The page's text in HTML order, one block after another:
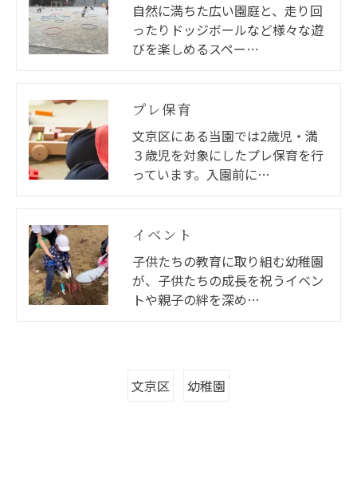
自然に満ちた広い園庭と、走り回
ったりドッジボールなど様々な遊
びを楽しめるスペー…
プレ保育
文京区にある当園では2歳児・満
３歳児を対象にしたプレ保育を行
っています。入園前に…
イベント
子供たちの教育に取り組む幼稚園
が、子供たちの成長を祝うイベン
トや親子の絆を深め…
文京区 幼稚園